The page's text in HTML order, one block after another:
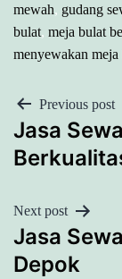
mewah, gudang
bulat, meja bulat
menyewakan meja
POST
Previous post
Jasa
Next post
Jasa
Depok